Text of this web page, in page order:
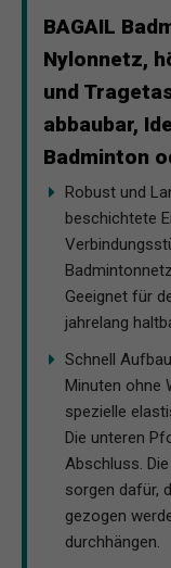
BAGAIL
Nylonnetz,
und
abbaubar,
Badminton
Robust und
beschichtete
Geeignet für
jahrelang
Schnell
Minuten ohne
spezielle
Die unteren
Abschluss.
sorgen dafür,
gezogen
durchhängen.